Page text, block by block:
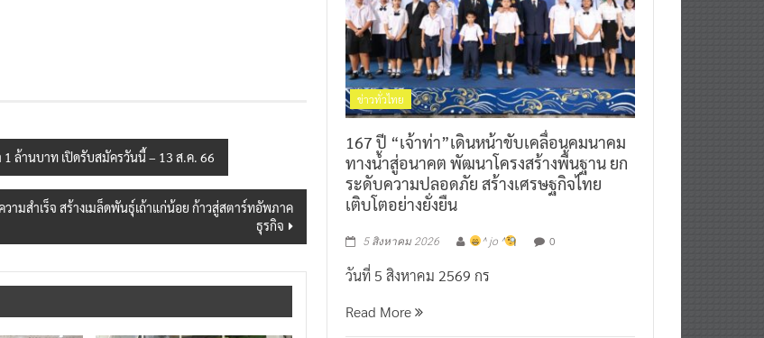
1 ล้านบาท เปิดรับสมัครวันนี้ – 13 ส.ค. 66
มสำเร็จ สร้างเมล็ดพันธุ์เถ้าแก่น้อย ก้าวสู่สตาร์ทอัพภาค
ธุรกิจ
ข่าวทั่วไทย
167 ปี “เจ้าท่า”เดินหน้าขับเคลื่อนคมนาคม
ทางน้ำสู่อนาคต พัฒนาโครงสร้างพื้นฐาน ยก
ระดับความปลอดภัย สร้างเศรษฐกิจไทย
เติบโตอย่างยั่งยืน
5 สิงหาคม 2026 ^ jo ^ 0
วันที่ 5 สิงหาคม 2569 กร
Read More